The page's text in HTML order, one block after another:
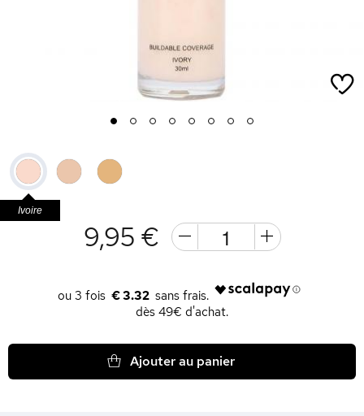
1 2 3 4 5 6 7 8
9,95 €
€ 3.32
dès 49€ d'achat.
Ajouter au panier
Ivoire